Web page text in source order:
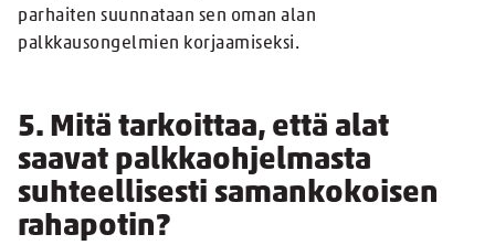
parhaiten suunnataan sen oman alan
palkkausongelmien korjaamiseksi.
5. Mitä tarkoittaa, että alat
saavat palkkaohjelmasta
suhteellisesti samankokoisen
rahapotin?